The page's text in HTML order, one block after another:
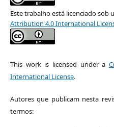
Este trabalho está licenciado sob
Attribution 4.0 International
This work is licensed under a
International License.
Autores que publicam nesta
termos: